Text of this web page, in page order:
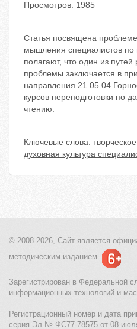
Просмотров: 1985
Статья посвящена проблеме
мышления специалистов по
полагают, что один из
проблемы заключается в
направления 21.05.04
курсов переподготовки по
чтению.
Ключевые слова:
духовная культура
© 2008-2026, Сайт является
методическим изданием.
Зарегистрирован в Федеральной
информационных технологий и
Регистрационный номер и дата
серия Эл № ФС77-78575 от 08